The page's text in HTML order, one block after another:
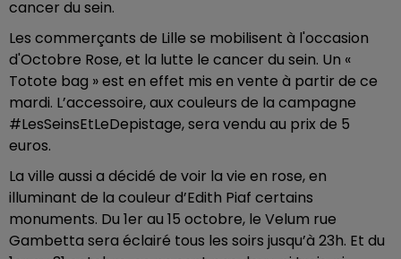
cancer du sein.
Les commerçants de Lille se mobilisent à l'occasion
d'Octobre Rose, et la lutte le cancer du sein. Un «
Totote bag » est en effet mis en vente à partir de ce
mardi. L’accessoire, aux couleurs de la campagne
#LesSeinsEtLeDepistage, sera vendu au prix de 5
euros.
La ville aussi a décidé de voir la vie en rose, en
illuminant de la couleur d’Edith Piaf certains
monuments. Du 1er au 15 octobre, le Velum rue
Gambetta sera éclairé tous les soirs jusqu’à 23h. Et du